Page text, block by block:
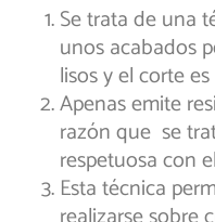
Se trata de una
unos acabados
lisos y el corte
Apenas emite
razón que se
respetuosa con
Esta técnica